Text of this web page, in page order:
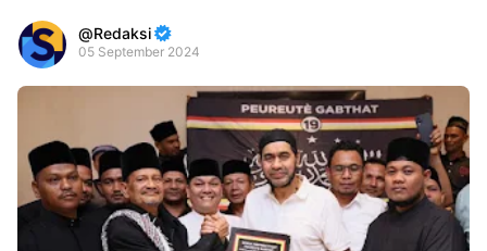
Redaksi
05 September 2024
Premium
Raushan
Design
With
Shroff
Templates